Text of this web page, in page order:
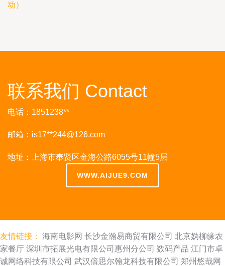
动）
联系我们 Contact
电话：1851238**
邮箱：is17**244@126.com
地址：上海市奉贤区金海公路6055号11幢5层
WWW.AIJUE9.COM
友情链接： 海南电影网 长沙金瀚易商贸有限公司 北京妫柳缘农
家餐厅 深圳市拓展光电有限公司惠州分公司 数码产品 江门市卓
诚网络科技有限公司 武汉倍思尔翰龙科技有限公司 郑州悠哉网